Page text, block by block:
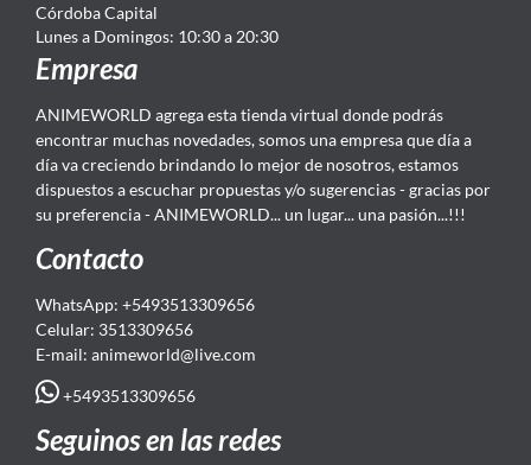
Córdoba Capital
Lunes a Domingos: 10:30 a 20:30
Empresa
ANIMEWORLD agrega esta tienda virtual donde podrás
encontrar muchas novedades, somos una empresa que día a
día va creciendo brindando lo mejor de nosotros, estamos
dispuestos a escuchar propuestas y/o sugerencias - gracias por
su preferencia - ANIMEWORLD... un lugar... una pasión...!!!
Contacto
WhatsApp: +5493513309656
Celular: 3513309656
E-mail: animeworld@live.com
+5493513309656
Seguinos en las redes